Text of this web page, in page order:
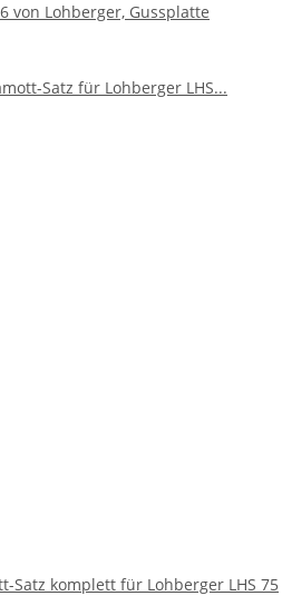
von Lohberger, Gussplatte
Satz komplett für Lohberger LHS 75